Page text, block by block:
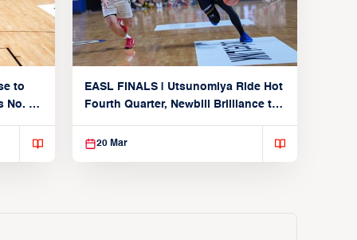
to
No. 1
EASL FINALS | Utsunomiya Ride Hot
Fourth Quarter, Newbill Brilliance to
20 Mar